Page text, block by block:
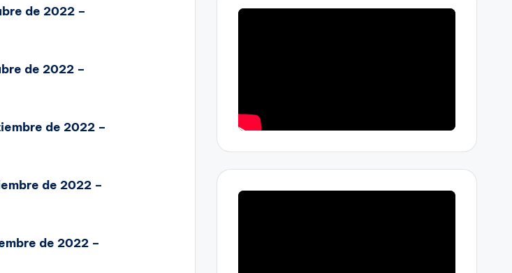
de 2022 –
de 2022 –
de 2022 –
de 2022 –
de 2022 –